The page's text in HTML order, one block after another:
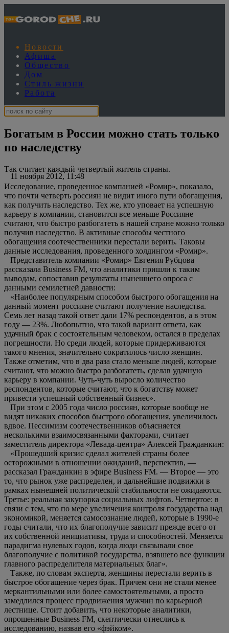
Новости
Афиша
Общество
Дом
Стиль жизни
Работа
Богатым в России можно стать только
по наследству
11 ноября 2012, 11:48
Так считает каждый четвертый житель страны.
Исследование, проведенное компанией «Ромир», показало,
что почти четверть россиян не видит иного пути обогащения,
как получить наследство. Тех же, кто уповает на успешную
карьеру в компании, становится все меньше Россияне
считают, что быстро разбогатеть в нашей стране можно только
получив наследство. В активные способы честного
обогащения соотечественники перестали верить. Таковы
данные исследования, проведенного холдингом «Ромир».
Представитель компании «Ромир» Евгения Рубцова
рассказала Business FM, что аналитики пришли к таким
выводам, сопоставив результаты нынешнего опроса с
данными семилетней давности:
«Наиболее популярным способом быстрого обогащения на
данный момент россияне считают получение наследства.
Семь лет назад такой ответ дали 17% респондентов, а в этом
году — 23%. Любопытно, что такой вариант ответа, как
удачный брак с состоятельным человеком, остался в пределах
погрешности. Но среди людей, которые придерживаются
такого мнения, значительно сократилось число женщин.
Также отметим, что в два раза стало меньше людей, которые
считают, что можно быстро разбогатеть, сделав удачную
карьеру в компании. Чуть-чуть выросло количество
респондентов, которые считают, что к богатству может
привести успешный собственный бизнес».
При этом с 2005 года число россиян, которые вообще не
видят никаких способов быстрого обогащения, увеличилось
вдвое. Пессимизм соотечественников объясняется
несколькими взаимосвязанными факторами, считает
заместитель директора «Левада-центра» Алексей Гражданкин:
«Прошедший кризис сделал жителей страны более
осторожными в отношении ожиданий, перспектив, —
рассказал Гражданкин в эфире Business FM. — Второе — это
то, что рынок уже распределен, и дальнейшие подвижки в
рамках нынешней политической стабильности не ожидаются.
Третье: реальная закупорка социальных лифтов. Четвертое: в
связи с тем, что по мере увеличения контроля государства над
экономикой, меняется самосознание людей, которые в 1990-е
годы считали, что их благополучие зависит прежде всего от
их собственной инициативы, труда и способностей. Меняется
парадигма нулевых годов, когда люди связывали свое
благополучие с политикой государства, взявшего все функции
главного распределителя материальных благ».
Также, по словам эксперта, женщины перестали верить в
быстрое обогащение через брак. Причем они не стали менее
меркантильными или более самостоятельными, а просто
замедлился процесс продвижения мужчин по карьерной
лестнице. Стоит добавить, что некоторые аналитики,
опрошенные Business FM, скептически отнеслись к
исследованию, назвав его «фэйком».